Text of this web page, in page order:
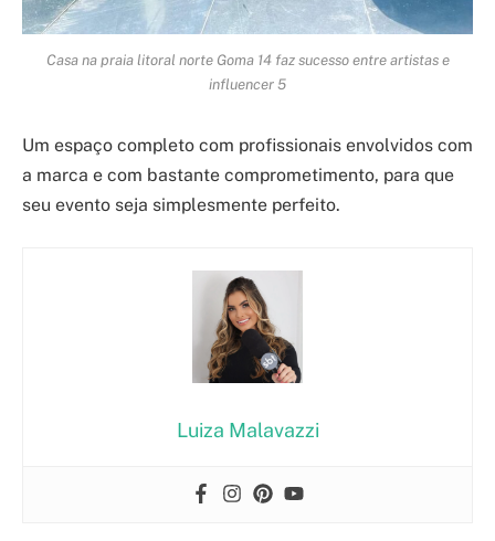
Casa na praia litoral norte Goma 14 faz sucesso entre artistas e
influencer 5
Um espaço completo com profissionais envolvidos com
a marca e com bastante comprometimento, para que
seu evento seja simplesmente perfeito.
Luiza Malavazzi